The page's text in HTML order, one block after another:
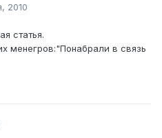
2010
статья.
менегров:"Понабрали в связь